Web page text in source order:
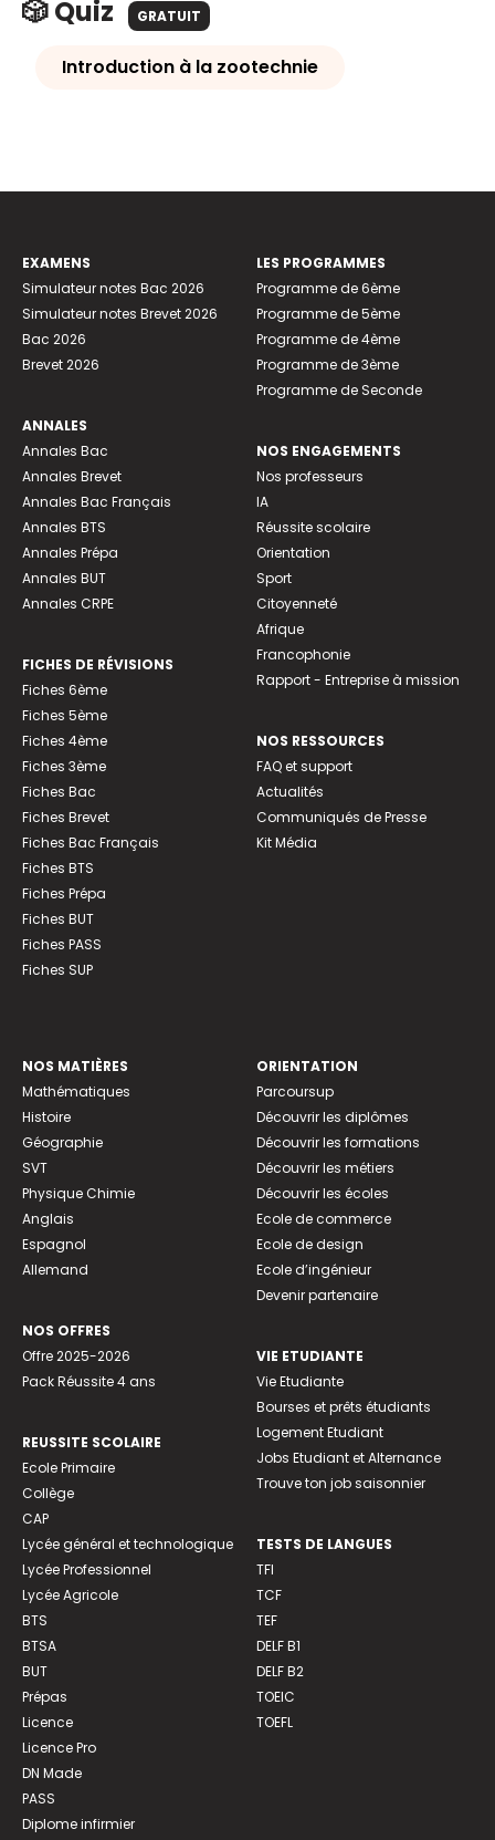
🎲 Quiz GRATUIT
Introduction à la zootechnie
EXAMENS
Simulateur notes Bac 2026
Simulateur notes Brevet 2026
Bac 2026
Brevet 2026
ANNALES
Annales Bac
Annales Brevet
Annales Bac Français
Annales BTS
Annales Prépa
Annales BUT
Annales CRPE
FICHES DE RÉVISIONS
Fiches 6ème
Fiches 5ème
Fiches 4ème
Fiches 3ème
Fiches Bac
Fiches Brevet
Fiches Bac Français
Fiches BTS
Fiches Prépa
Fiches BUT
Fiches PASS
Fiches SUP
LES PROGRAMMES
Programme de 6ème
Programme de 5ème
Programme de 4ème
Programme de 3ème
Programme de Seconde
NOS ENGAGEMENTS
Nos professeurs
IA
Réussite scolaire
Orientation
Sport
Citoyenneté
Afrique
Francophonie
Rapport - Entreprise à mission
NOS RESSOURCES
FAQ et support
Actualités
Communiqués de Presse
Kit Média
NOS MATIÈRES
Mathématiques
Histoire
Géographie
SVT
Physique Chimie
Anglais
Espagnol
Allemand
NOS OFFRES
Offre 2025-2026
Pack Réussite 4 ans
REUSSITE SCOLAIRE
Ecole Primaire
Collège
CAP
Lycée général et technologique
Lycée Professionnel
Lycée Agricole
BTS
BTSA
BUT
Prépas
Licence
Licence Pro
DN Made
PASS
Diplome infirmier
ORIENTATION
Parcoursup
Découvrir les diplômes
Découvrir les formations
Découvrir les métiers
Découvrir les écoles
Ecole de commerce
Ecole de design
Ecole d’ingénieur
Devenir partenaire
VIE ETUDIANTE
Vie Etudiante
Bourses et prêts étudiants
Logement Etudiant
Jobs Etudiant et Alternance
Trouve ton job saisonnier
TESTS DE LANGUES
TFI
TCF
TEF
DELF B1
DELF B2
TOEIC
TOEFL